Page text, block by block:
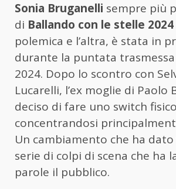
Sonia Bruganelli sempre più
di Ballando con le stelle 2024
polemica e l’altra, è stata in
durante la puntata
2024. Dopo lo scontro con
Lucarelli, l’ex moglie di Paolo
deciso di fare uno switch
concentrandosi
Un cambiamento che ha
serie di colpi di scena che ha
parole il pubblico.